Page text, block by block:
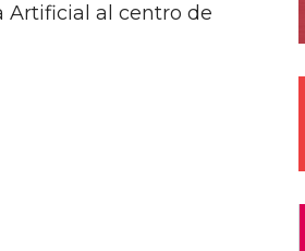
Artificial al centro de